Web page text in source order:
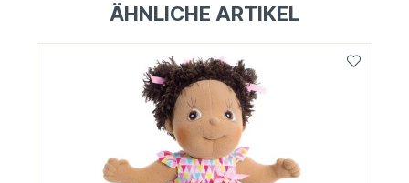
ÄHNLICHE ARTIKEL